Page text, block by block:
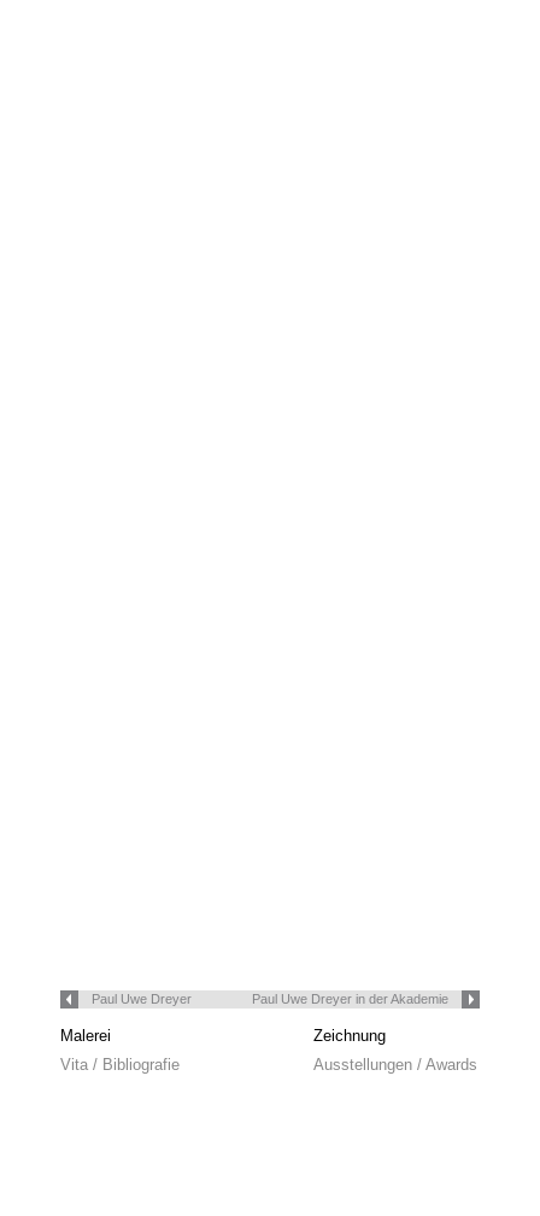
Paul Uwe Dreyer Paul Uwe Dreyer in der Akademie
Malerei
Zeichnung
Vita / Bibliografie
Ausstellungen / Awards